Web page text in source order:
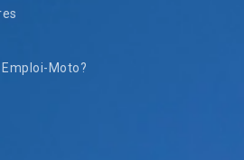
Moto?